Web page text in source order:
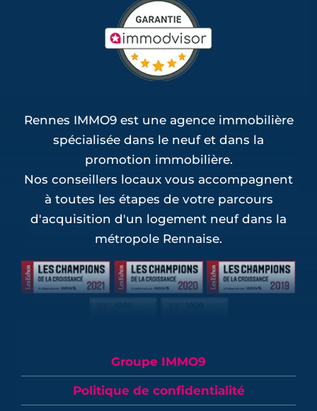
Rennes IMMO9 est une agence immobilière
spécialisée dans le neuf et dans la
promotion immobilière.
Nos conseillers locaux vous accompagnent
à toutes les étapes de votre parcours
d'acquisition d'un logement neuf dans la
métropole Rennaise.
Groupe IMMO9
Politique de confidentialité